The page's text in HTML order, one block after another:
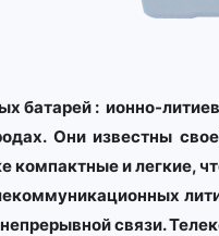
батарей : ионно-
Они известны
компактные и легкие,
связи.